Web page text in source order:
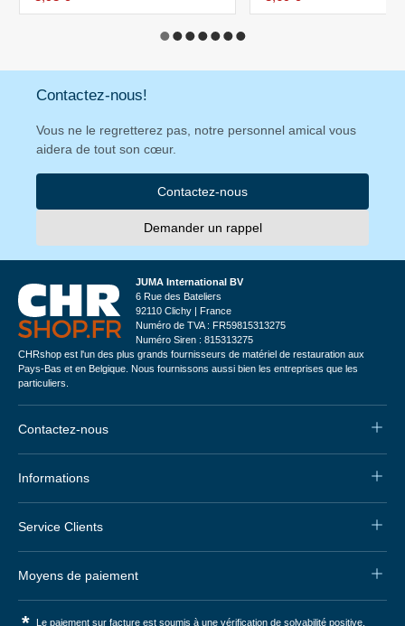
Contactez-nous!
Vous ne le regretterez pas, notre personnel amical vous
aidera de tout son cœur.
Contactez-nous
Demander un rappel
JUMA International BV
6 Rue des Bateliers
92110 Clichy | France
Numéro de TVA : FR59815313275
Numéro Siren : 815313275
CHRshop est l'un des plus grands fournisseurs de matériel de restauration aux
Pays-Bas et en Belgique. Nous fournissons aussi bien les entreprises que les
particuliers.
Contactez-nous
Informations
Service Clients
Moyens de paiement
Le paiement sur facture est soumis à une vérification de solvabilité positive.